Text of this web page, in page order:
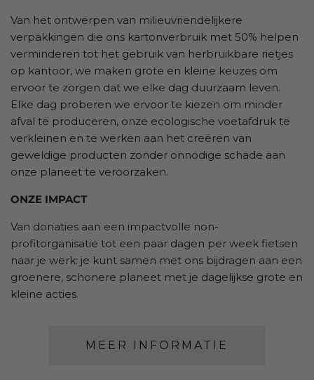
Van het ontwerpen van milieuvriendelijkere
verpakkingen die ons kartonverbruik met 50% helpen
verminderen tot het gebruik van herbruikbare rietjes
op kantoor, we maken grote en kleine keuzes om
ervoor te zorgen dat we elke dag duurzaam leven.
Elke dag proberen we ervoor te kiezen om minder
afval te produceren, onze ecologische voetafdruk te
verkleinen en te werken aan het creëren van
geweldige producten zonder onnodige schade aan
onze planeet te veroorzaken.
ONZE IMPACT
Van donaties aan een impactvolle non-
profitorganisatie tot een paar dagen per week fietsen
naar je werk: je kunt samen met ons bijdragen aan een
groenere, schonere planeet met je dagelijkse grote en
kleine acties.
MEER INFORMATIE